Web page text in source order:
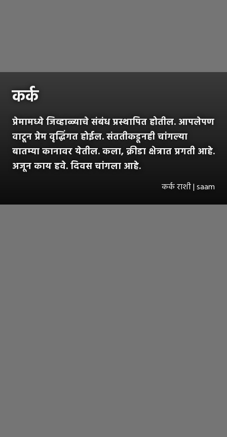
कर्क
प्रेमामध्ये जिव्हाळ्याचे संबंध प्रस्थापित होतील. आपलेपण
वाटून प्रेम वृद्धिंगत होईल. संततीकडूनही चांगल्या
बातम्या कानावर येतील. कला, क्रीडा क्षेत्रात प्रगती आहे.
अजून काय हवे. दिवस चांगला आहे.
कर्क राशी | saam